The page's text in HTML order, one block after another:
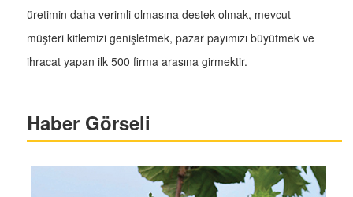
üretimin daha verimli olmasına destek olmak, mevcut
müşteri kitlemizi genişletmek, pazar payımızı büyütmek ve
ihracat yapan ilk 500 firma arasına girmektir.
Haber Görseli